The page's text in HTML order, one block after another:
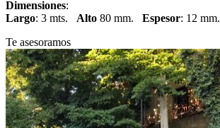
Dimensiones:
Largo: 3 mts. Alto 80 mm. Espesor: 12 mm.
Te asesoramos